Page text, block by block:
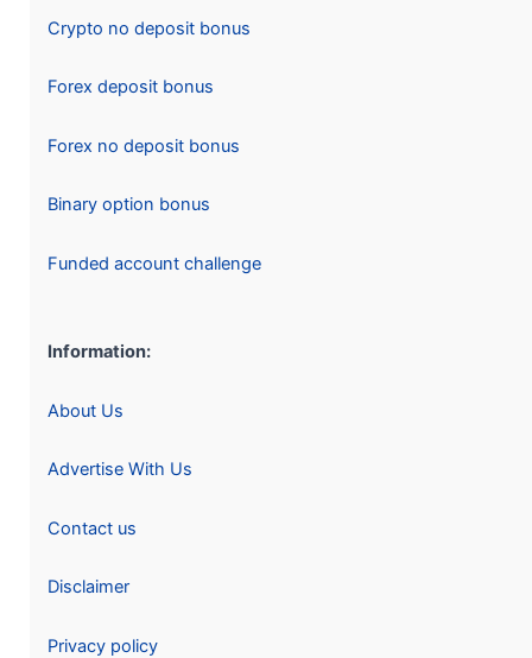
Crypto no deposit bonus
Forex deposit bonus
Forex no deposit bonus
Binary option bonus
Funded account challenge
Information:
About Us
Advertise With Us
Contact us
Disclaimer
Privacy policy